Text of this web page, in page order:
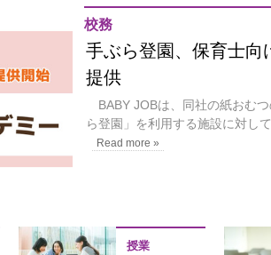
校務
手ぶら登園、保育士向
提供
BABY JOBは、同社の紙おむ
ら登園」を利用する施設に対し
Read more »
授業